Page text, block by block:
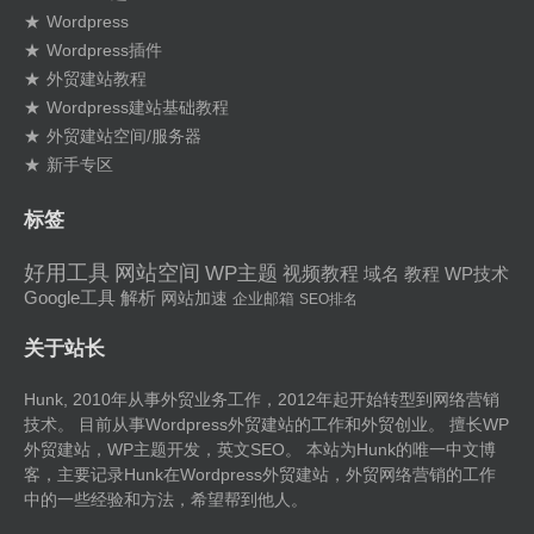
Wordpress
Wordpress插件
外贸建站教程
Wordpress建站基础教程
外贸建站空间/服务器
新手专区
标签
好用工具 网站空间 WP主题 视频教程 域名 教程 WP技术
Google工具 解析 网站加速 企业邮箱 SEO排名
关于站长
Hunk, 2010年从事外贸业务工作，2012年起开始转型到网络营销
技术。 目前从事Wordpress外贸建站的工作和外贸创业。 擅长WP
外贸建站 ，WP主题开发，英文SEO。 本站为Hunk的唯一中文博
客，主要记录Hunk在Wordpress外贸建站 ， 外贸网络营销的工作
中的一些经验和方法，希望帮到他人。